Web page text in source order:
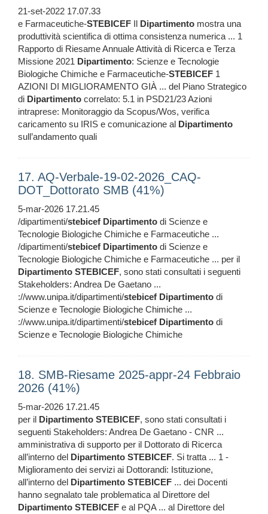
21-set-2022 17.07.33
e Farmaceutiche-STEBICEF Il Dipartimento mostra una
produttività scientifica di ottima consistenza numerica ... 1
Rapporto di Riesame Annuale Attività di Ricerca e Terza
Missione 2021 Dipartimento: Scienze e Tecnologie
Biologiche Chimiche e Farmaceutiche-STEBICEF 1
AZIONI DI MIGLIORAMENTO GIÀ ... del Piano Strategico
di Dipartimento correlato: 5.1 in PSD21/23 Azioni
intraprese: Monitoraggio da Scopus/Wos, verifica
caricamento su IRIS e comunicazione al Dipartimento
sull’andamento quali
17. AQ-Verbale-19-02-2026_CAQ-
DOT_Dottorato SMB (41%)
5-mar-2026 17.21.45
/dipartimenti/stebicef Dipartimento di Scienze e
Tecnologie Biologiche Chimiche e Farmaceutiche ...
/dipartimenti/stebicef Dipartimento di Scienze e
Tecnologie Biologiche Chimiche e Farmaceutiche ... per il
Dipartimento STEBICEF, sono stati consultati i seguenti
Stakeholders: Andrea De Gaetano ...
://www.unipa.it/dipartimenti/stebicef Dipartimento di
Scienze e Tecnologie Biologiche Chimiche ...
://www.unipa.it/dipartimenti/stebicef Dipartimento di
Scienze e Tecnologie Biologiche Chimiche
18. SMB-Riesame 2025-appr-24 Febbraio
2026 (41%)
5-mar-2026 17.21.45
per il Dipartimento STEBICEF, sono stati consultati i
seguenti Stakeholders: Andrea De Gaetano - CNR ...
amministrativa di supporto per il Dottorato di Ricerca
all’interno del Dipartimento STEBICEF. Si tratta ... 1 -
Miglioramento dei servizi ai Dottorandi: Istituzione,
all’interno del Dipartimento STEBICEF ... dei Docenti
hanno segnalato tale problematica al Direttore del
Dipartimento STEBICEF e al PQA ... al Direttore del